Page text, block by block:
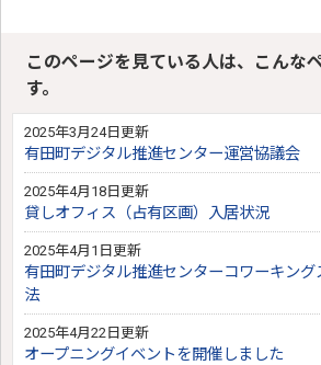
このページを見ている人は、こんな
す。
2025年3月24日更新
有田町デジタル推進センター運営協議会
2025年4月18日更新
貸しオフィス（占有区画）入居状況
2025年4月1日更新
有田町デジタル推進センターコワーキング
法
2025年4月22日更新
オープニングイベントを開催しました